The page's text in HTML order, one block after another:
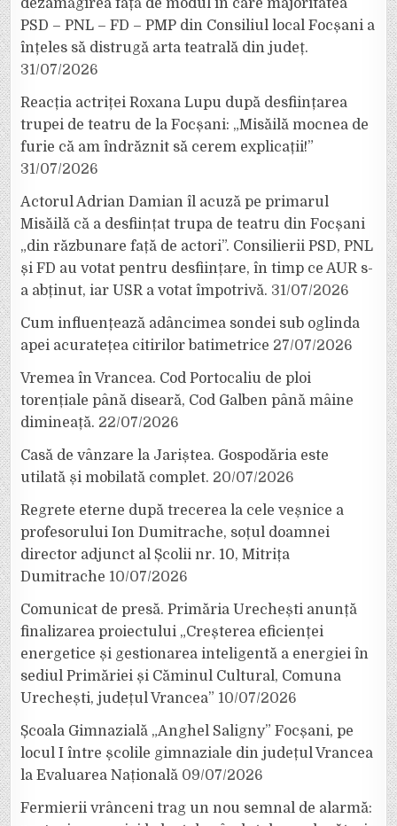
dezamăgirea față de modul în care majoritatea
PSD – PNL – FD – PMP din Consiliul local Focșani a
înțeles să distrugă arta teatrală din județ.
31/07/2026
Reacția actriței Roxana Lupu după desființarea
trupei de teatru de la Focșani: „Misăilă mocnea de
furie că am îndrăznit să cerem explicații!”
31/07/2026
Actorul Adrian Damian îl acuză pe primarul
Misăilă că a desființat trupa de teatru din Focșani
„din răzbunare față de actori”. Consilierii PSD, PNL
și FD au votat pentru desființare, în timp ce AUR s-
a abținut, iar USR a votat împotrivă. 31/07/2026
Cum influențează adâncimea sondei sub oglinda
apei acuratețea citirilor batimetrice 27/07/2026
Vremea în Vrancea. Cod Portocaliu de ploi
torențiale până diseară, Cod Galben până mâine
dimineață. 22/07/2026
Casă de vânzare la Jariștea. Gospodăria este
utilată și mobilată complet. 20/07/2026
Regrete eterne după trecerea la cele veșnice a
profesorului Ion Dumitrache, soțul doamnei
director adjunct al Școlii nr. 10, Mitrița
Dumitrache 10/07/2026
Comunicat de presă. Primăria Urechești anunță
finalizarea proiectului „Creșterea eficienței
energetice și gestionarea inteligentă a energiei în
sediul Primăriei și Căminul Cultural, Comuna
Urechești, județul Vrancea” 10/07/2026
Școala Gimnazială „Anghel Saligny” Focșani, pe
locul I între școlile gimnaziale din județul Vrancea
la Evaluarea Națională 09/07/2026
Fermierii vrânceni trag un nou semnal de alarmă: